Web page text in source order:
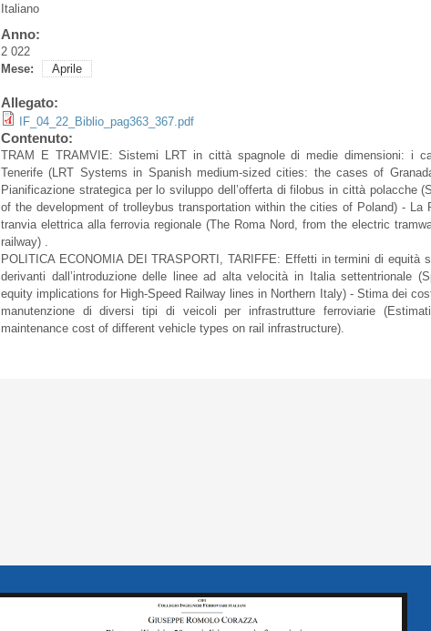
Italiano
Anno:
2 022
Mese:
Aprile
Allegato:
IF_04_22_Biblio_pag363_367.pdf
Contenuto:
TRAM E TRAMVIE: Sistemi LRT in città spagnole di medie dimensioni: i
Tenerife (LRT Systems in Spanish medium-sized cities: the cases of
Pianificazione strategica per lo sviluppo dell’offerta di filobus in città polacche
of the development of trolleybus transportation within the cities of Poland) - La
tranvia elettrica alla ferrovia regionale (The Roma Nord, from the electric
railway) .
POLITICA ECONOMIA DEI TRASPORTI, TARIFFE: Effetti in termini di equità
derivanti dall’introduzione delle linee ad alta velocità in Italia settentrionale
equity implications for High-Speed Railway lines in Northern Italy) - Stima dei
manutenzione di diversi tipi di veicoli per infrastrutture ferroviarie
maintenance cost of different vehicle types on rail infrastructure).